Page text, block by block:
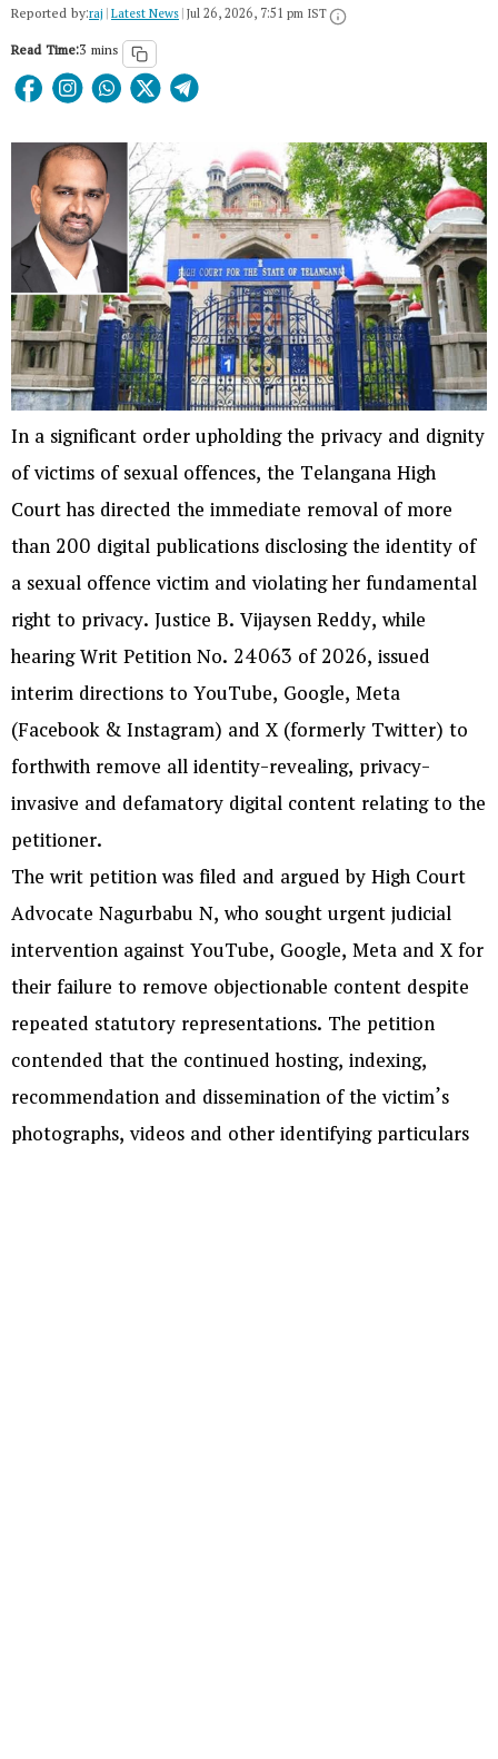
Reported by:raj|Latest News|Jul 26, 2026, 7:51 pm IST
Read Time:3 mins
In a significant order upholding the privacy and dignity
of victims of sexual offences, the Telangana High
Court has directed the immediate removal of more
than 200 digital publications disclosing the identity of
a sexual offence victim and violating her fundamental
right to privacy. Justice B. Vijaysen Reddy, while
hearing Writ Petition No. 24063 of 2026, issued
interim directions to YouTube, Google, Meta
(Facebook & Instagram) and X (formerly Twitter) to
forthwith remove all identity-revealing, privacy-
invasive and defamatory digital content relating to the
petitioner.
The writ petition was filed and argued by High Court
Advocate Nagurbabu N, who sought urgent judicial
intervention against YouTube, Google, Meta and X for
their failure to remove objectionable content despite
repeated statutory representations. The petition
contended that the continued hosting, indexing,
recommendation and dissemination of the victim’s
photographs, videos and other identifying particulars